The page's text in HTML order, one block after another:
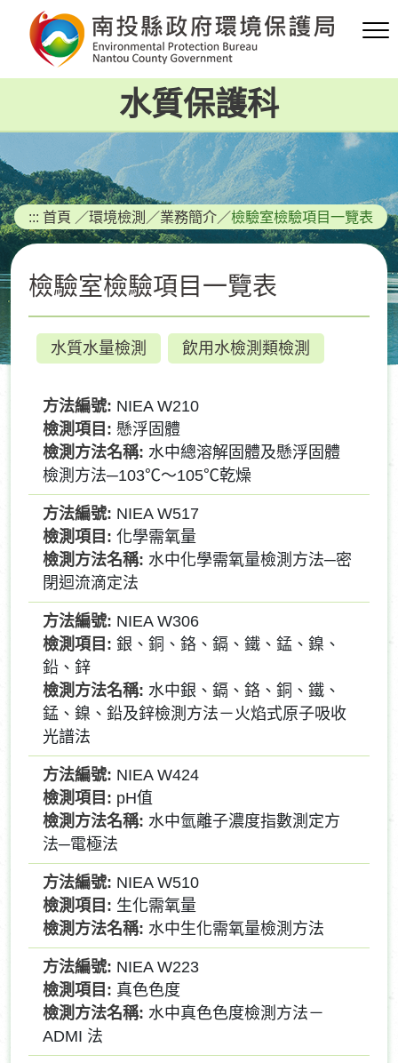
要
容
區
塊
水質保護科
::: 首頁 ／環境檢測 ／業務簡介／檢驗室檢驗項目一覽表
檢驗室檢驗項目一覽表
水質水量檢測 飲用水檢測類檢測
NIEA W210
懸浮固體
水中總溶解固體及懸浮固體
檢測方法─103℃～105℃乾燥
NIEA W517
化學需氧量
水中化學需氧量檢測方法─密
閉迴流滴定法
NIEA W306
銀、銅、鉻、鎘、鐵、錳、鎳、
鉛、鋅
水中銀、鎘、鉻、銅、鐵、
錳、鎳、鉛及鋅檢測方法－火焰式原子吸收
光譜法
NIEA W424
pH值
水中氫離子濃度指數測定方
法─電極法
NIEA W510
生化需氧量
水中生化需氧量檢測方法
NIEA W223
真色色度
水中真色色度檢測方法－
ADMI 法